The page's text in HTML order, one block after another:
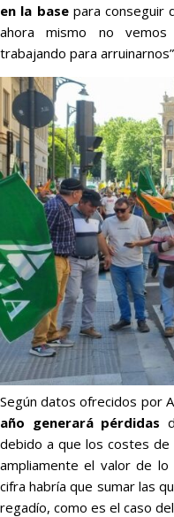
en la basepara conseguir
ahora mismo no
trabajando para
Según datos ofrecidos por
año generará pérdidas
debido a que los costes de
ampliamente el valor de lo
cifra habría que sumar las
regadío, como es el caso